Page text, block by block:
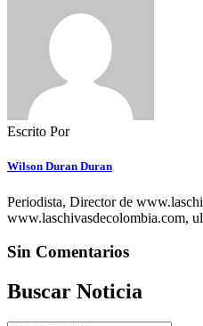
Escrito Por
Wilson Duran Duran
Periodista, Director de
www.laschivasdecolombia.com,
Sin Comentarios
Buscar Noticia